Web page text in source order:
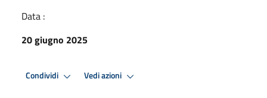
Data :
20 giugno 2025
Condividi Vedi azioni